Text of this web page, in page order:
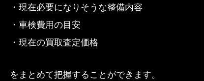
・現在必要になりそうな整備内容
・車検費用の目安
・現在の買取査定価格
をまとめて把握することができます。